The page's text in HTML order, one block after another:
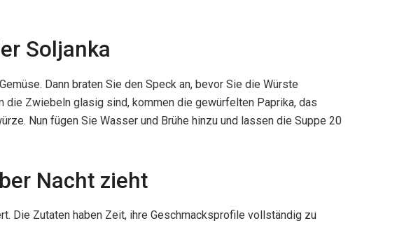
Soljanka
Dann braten Sie den Speck an, bevor Sie die Würste
die Zwiebeln glasig sind, kommen die gewürfelten Paprika, das
Nun fügen Sie Wasser und Brühe hinzu und lassen die Suppe 20
Nacht zieht
Die Zutaten haben Zeit, ihre Geschmacksprofile vollständig zu